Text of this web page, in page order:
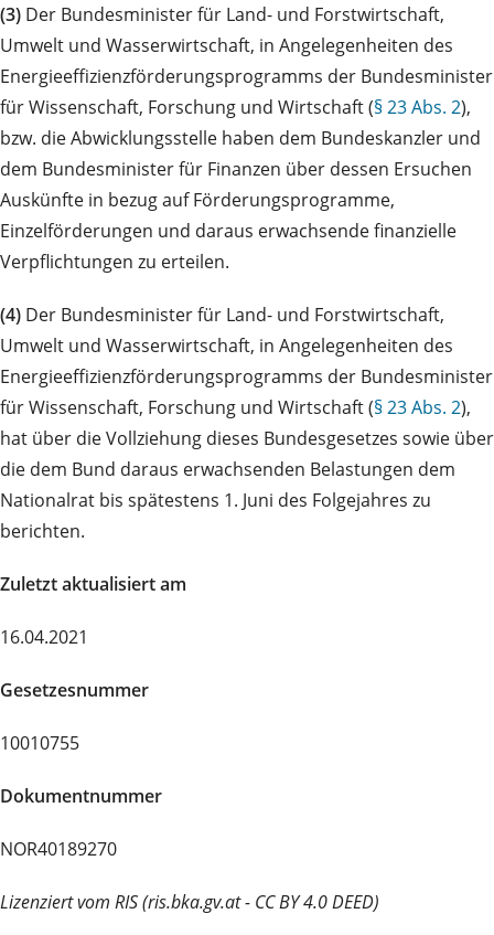
(3) Der Bundesminister für Land- und Forstwirtschaft,
Umwelt und Wasserwirtschaft, in Angelegenheiten des
Energieeffizienzförderungsprogramms der Bundesminister
für Wissenschaft, Forschung und Wirtschaft (§ 23 Abs. 2),
bzw. die Abwicklungsstelle haben dem Bundeskanzler und
dem Bundesminister für Finanzen über dessen Ersuchen
Auskünfte in bezug auf Förderungsprogramme,
Einzelförderungen und daraus erwachsende finanzielle
Verpflichtungen zu erteilen.
(4) Der Bundesminister für Land- und Forstwirtschaft,
Umwelt und Wasserwirtschaft, in Angelegenheiten des
Energieeffizienzförderungsprogramms der Bundesminister
für Wissenschaft, Forschung und Wirtschaft (§ 23 Abs. 2),
hat über die Vollziehung dieses Bundesgesetzes sowie über
die dem Bund daraus erwachsenden Belastungen dem
Nationalrat bis spätestens 1. Juni des Folgejahres zu
berichten.
Zuletzt aktualisiert am
16.04.2021
Gesetzesnummer
10010755
Dokumentnummer
NOR40189270
Lizenziert vom RIS (ris.bka.gv.at - CC BY 4.0 DEED)